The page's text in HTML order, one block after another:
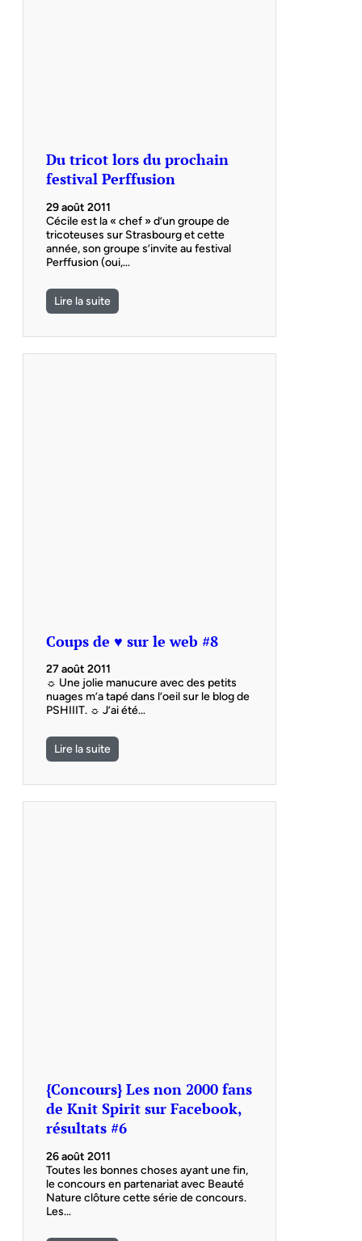
Du tricot lors du prochain
festival Perffusion
29 août 2011
Cécile est la « chef » d’un groupe de
tricoteuses sur Strasbourg et cette
année, son groupe s’invite au festival
Perffusion (oui,…
Lire la suite
Coups de ♥ sur le web #8
27 août 2011
☼ Une jolie manucure avec des petits
nuages m’a tapé dans l’oeil sur le blog de
PSHIIIT. ☼ J’ai été…
Lire la suite
{Concours} Les non 2000 fans
de Knit Spirit sur Facebook,
résultats #6
26 août 2011
Toutes les bonnes choses ayant une fin,
le concours en partenariat avec Beauté
Nature clôture cette série de concours.
Les…